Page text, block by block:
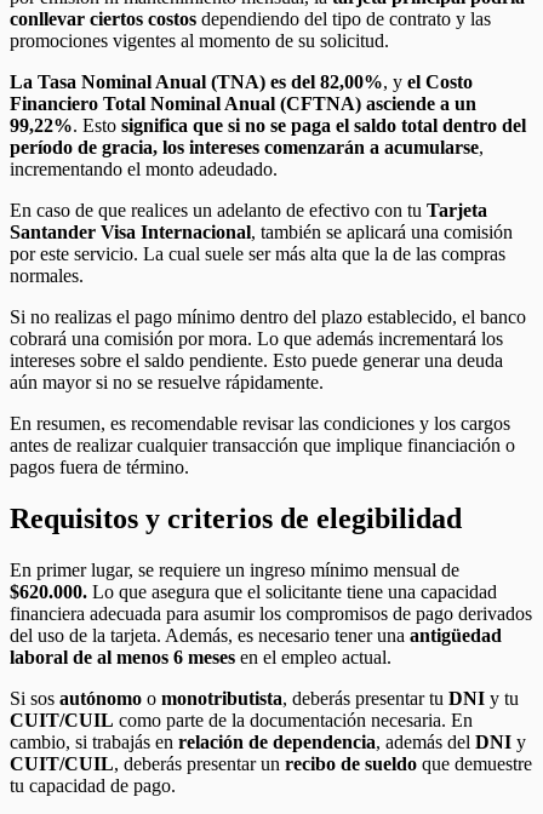
conllevar ciertos costos dependiendo del tipo de contrato y las
promociones vigentes al momento de su solicitud.
La Tasa Nominal Anual (TNA) es del 82,00%, y el Costo
Financiero Total Nominal Anual (CFTNA) asciende a un
99,22%. Esto significa que si no se paga el saldo total dentro del
período de gracia, los intereses comenzarán a acumularse,
incrementando el monto adeudado.
En caso de que realices un adelanto de efectivo con tu Tarjeta
Santander Visa Internacional, también se aplicará una comisión
por este servicio. La cual suele ser más alta que la de las compras
normales.
Si no realizas el pago mínimo dentro del plazo establecido, el banco
cobrará una comisión por mora. Lo que además incrementará los
intereses sobre el saldo pendiente. Esto puede generar una deuda
aún mayor si no se resuelve rápidamente.
En resumen, es recomendable revisar las condiciones y los cargos
antes de realizar cualquier transacción que implique financiación o
pagos fuera de término.
Requisitos y criterios de elegibilidad
En primer lugar, se requiere un ingreso mínimo mensual de
$620.000. Lo que asegura que el solicitante tiene una capacidad
financiera adecuada para asumir los compromisos de pago derivados
del uso de la tarjeta. Además, es necesario tener una antigüedad
laboral de al menos 6 meses en el empleo actual.
Si sos autónomo o monotributista, deberás presentar tu DNI y tu
CUIT/CUIL como parte de la documentación necesaria. En
cambio, si trabajás en relación de dependencia, además del DNI y
CUIT/CUIL, deberás presentar un recibo de sueldo que demuestre
tu capacidad de pago.